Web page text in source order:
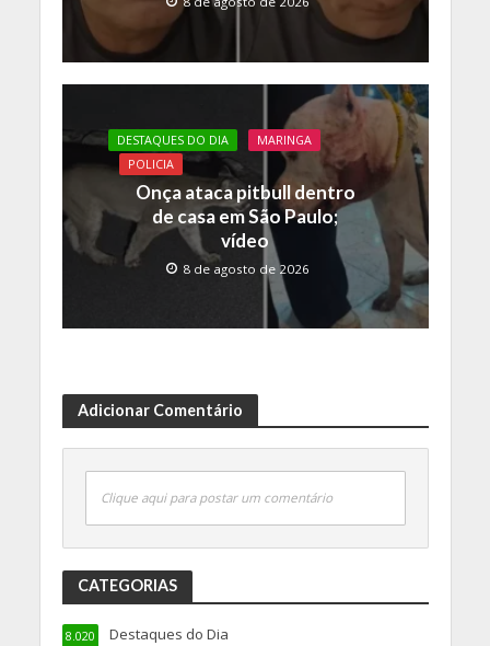
DESTAQUES DO DIA
MARINGA
POLICIA
Onça ataca pitbull dentro
de casa em São Paulo;
vídeo
8 de agosto de 2026
Adicionar Comentário
Clique aqui para postar um comentário
CATEGORIAS
Destaques do Dia
8.020